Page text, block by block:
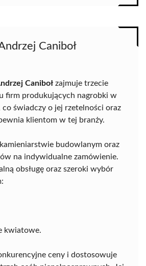
Caniboł
Caniboł zajmuje trzecie
firm produkujących nagrobki w
świadczy o jej rzetelności oraz
klientom w tej branży.
budowlanym oraz
na indywidualne zamówienie.
obsługę oraz szeroki wybór
kwiatowe.
ceny i dostosowuje